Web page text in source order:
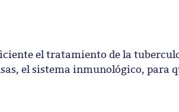
el tratamiento de la
el sistema inmunológico, para